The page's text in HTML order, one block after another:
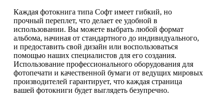
Каждая фотокнига типа Софт имеет гибкий, но
прочный переплет, что делает ее удобной в
использовании. Вы можете выбрать любой формат
альбома, начиная от стандартного до индивидуального,
и предоставить свой дизайн или воспользоваться
помощью наших специалистов для его создания.
Использование профессионального оборудования для
фотопечати и качественной бумаги от ведущих мировых
производителей гарантирует, что каждая страница
вашей фотокниги будет выглядеть безупречно.